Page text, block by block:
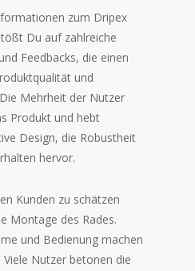
zum Dripex
Du auf zahlreiche
Feedbacks, die einen
und
Mehrheit der Nutzer
Produkt und hebt
Design, die Robustheit
hervor.
Kunden zu schätzen
Montage des Rades.
und Bedienung machen
Nutzer betonen die